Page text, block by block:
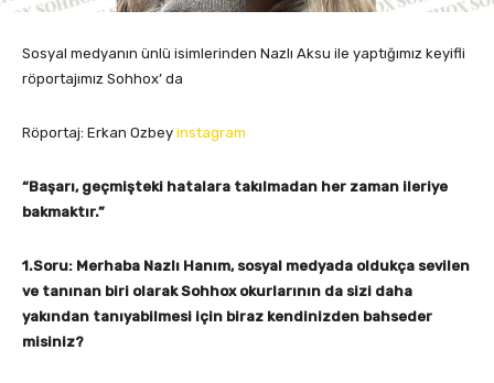
Sosyal medyanın ünlü isimlerinden Nazlı Aksu ile yaptığımız keyifli
röportajımız Sohhox’ da
Röportaj: Erkan Ozbey instagram
“Başarı, geçmişteki hatalara takılmadan her zaman ileriye
bakmaktır.”
1.Soru: Merhaba Nazlı Hanım, sosyal medyada oldukça sevilen
ve tanınan biri olarak Sohhox okurlarının da sizi daha
yakından tanıyabilmesi için biraz kendinizden bahseder
misiniz?